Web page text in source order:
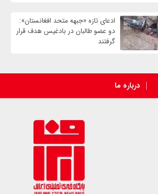
ادعای تازه «جبهه متحد افغانستان»:
دو عضو طالبان در بادغیس هدف قرار
گرفتند
درباره ما